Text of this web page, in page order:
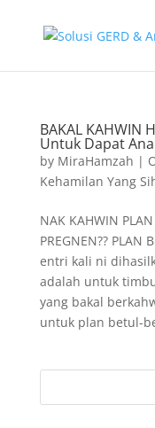
BAKAL KAHWIN
Untuk Dapat
by MiraHamzah |
Kehamilan Yang
NAK KAHWIN
PREGNEN?? PLAN
entri kali ni
adalah untuk
yang bakal
untuk plan betul-